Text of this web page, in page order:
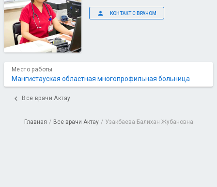
person КОНТАКТ С ВРАЧОМ
Место работы
Мангистауская областная многопрофильная больница
chevron_left Все врачи Актау
Главная / Все врачи Актау / Узакбаева Балихан Жубановна